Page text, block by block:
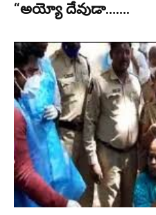
“అయ్యో దేవుడా…….